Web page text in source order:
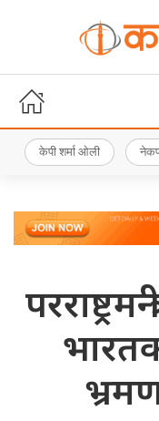
केपी शर्मा ओली